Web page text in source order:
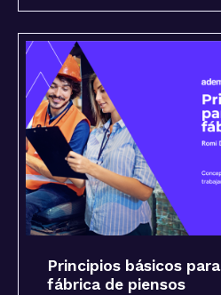
Principios básicos
fábrica de piensos